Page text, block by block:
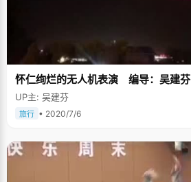
怀仁绚烂的无人机表演 编导：吴建芬
UP主: 吴建芬
旅行 • 2020/7/6